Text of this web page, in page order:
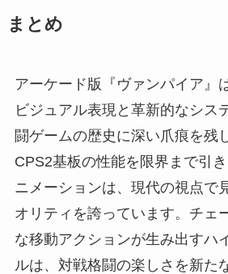
まとめ
アーケード版『ヴァンパイア』
ビジュアル表現と革新的なシス
闘ゲームの歴史に深い爪痕を残
CPS2基板の性能を限界まで引
ニメーションは、現代の視点で
オリティを誇っています。チェ
な移動アクションが生み出すハ
ルは、対戦格闘の楽しさを新た